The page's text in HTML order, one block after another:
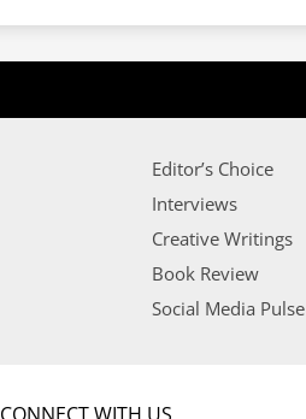
Editor’s Choice
Interviews
Creative Writings
Book Review
Social Media Pulse